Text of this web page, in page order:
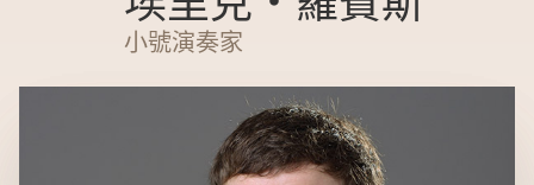
小號演奏家